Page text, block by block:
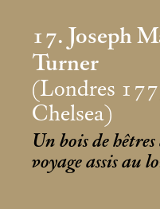
17. Joseph
Turner
(Londres
Chelsea)
Un bois de hêtres
voyage assis au